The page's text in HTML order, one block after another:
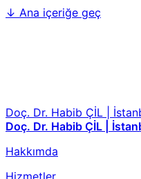
↓ Ana içeriğe geç
Doç. Dr. Habib ÇİL |
Doç. Dr. Habib ÇİL |
Hakkımda
Hizmetler